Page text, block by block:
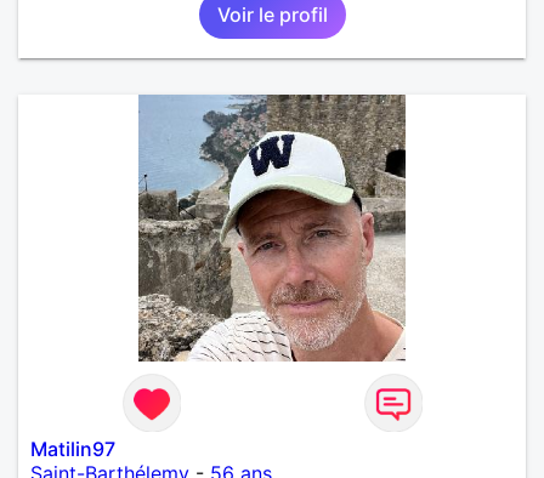
Voir le profil
Matilin97
Saint-Barthélemy - 56 ans